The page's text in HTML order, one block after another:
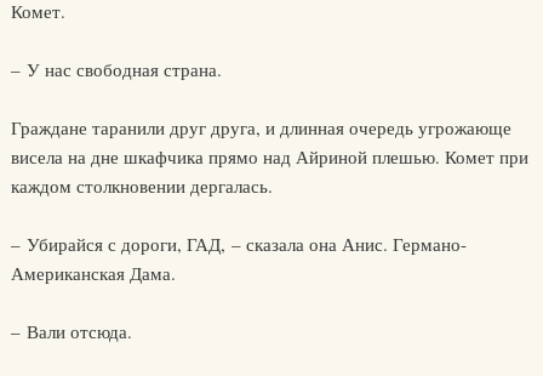
Комет.
– У нас свободная страна.
Граждане таранили друг друга, и длинная очередь угрожающе
висела на дне шкафчика прямо над Айриной плешью. Комет при
каждом столкновении дергалась.
– Убирайся с дороги, ГАД, – сказала она Анис. Германо-
Американская Дама.
– Вали отсюда.